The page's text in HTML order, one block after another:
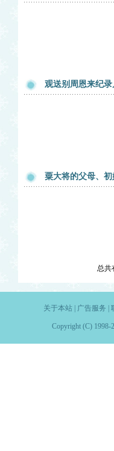
观送别周恩来纪
粟大将的父母、
总共
关于本站| 广告服务
Copyright (C) 1998-